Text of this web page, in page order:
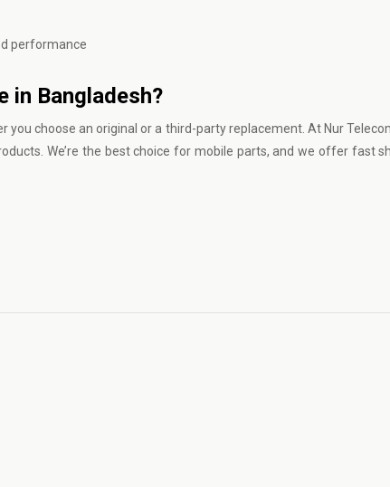
performance
in Bangladesh?
you choose an original or a third-party replacement. At Nur
We’re the best choice for mobile parts, and we offer fast